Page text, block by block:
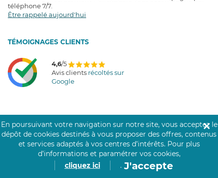
téléphone 7/7
Être rappelé aujourd'hui
TÉMOIGNAGES CLIENTS
4,6/5
Avis clients récoltés sur
Google
COMMUNAUTÉ CLICK&CARE
En poursuivant votre navigation sur notre site, vous acceptez le
dépôt de cookies destinés à vous proposer des offres, contenus
et services adaptés à vos centres d’intérêts. Pour plus
d’informations et paramétrer vos cookies,
cliquez ici
. J'accepte
✕